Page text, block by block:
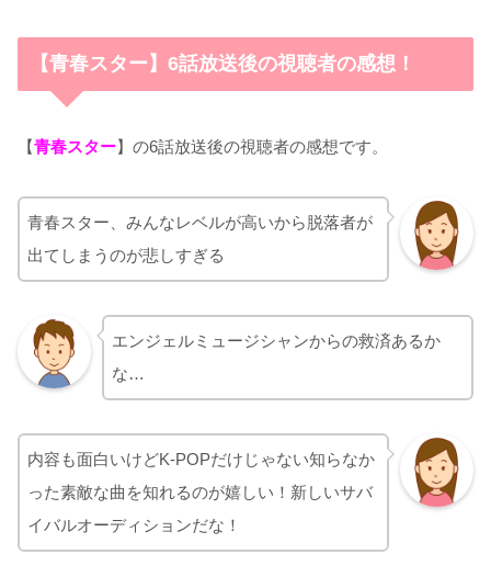
【青春スター】6話放送後の視聴者の感想！
【青春スター】の6話放送後の視聴者の感想です。
青春スター、みんなレベルが高いから脱落者が
出てしまうのが悲しすぎる
エンジェルミュージシャンからの救済あるか
な…
内容も面白いけどK-POPだけじゃない知らなか
った素敵な曲を知れるのが嬉しい！新しいサバ
イバルオーディションだな！